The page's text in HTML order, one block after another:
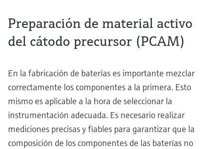
Preparación de material activo
del cátodo precursor (PCAM)
En la fabricación de baterías es importante mezclar
correctamente los componentes a la primera. Esto
mismo es aplicable a la hora de seleccionar la
instrumentación adecuada. Es necesario realizar
mediciones precisas y fiables para garantizar que la
composición de los componentes de las baterías no